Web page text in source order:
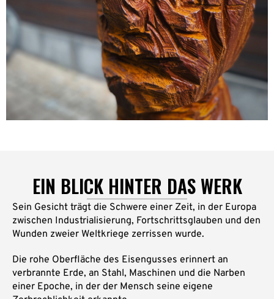
EIN BLICK HINTER DAS WERK
Sein Gesicht trägt die Schwere einer Zeit, in der Europa
zwischen Industrialisierung, Fortschrittsglauben und den
Wunden zweier Weltkriege zerrissen wurde.
Die rohe Oberfläche des Eisengusses erinnert an
verbrannte Erde, an Stahl, Maschinen und die Narben
einer Epoche, in der der Mensch seine eigene